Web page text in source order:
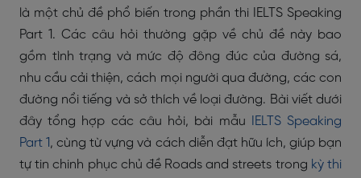
là một chủ đề phổ biến trong phần thi IELTS Speaking
Part 1. Các câu hỏi thường gặp về chủ đề này bao
gồm tình trạng và mức độ đông đúc của đường sá,
nhu cầu cải thiện, cách mọi người qua đường, các con
đường nổi tiếng và sở thích về loại đường. Bài viết dưới
đây tổng hợp các câu hỏi, bài mẫu
IELTS Speaking
Part 1, cùng từ vựng và cách diễn đạt hữu ích, giúp bạn
tự tin chinh phục chủ đề Roads and streets trong kỳ thi